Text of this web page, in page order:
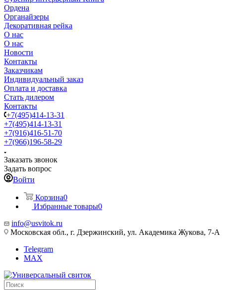
Ордена
Органайзеры
Декоративная рейка
О нас
О нас
Новости
Контакты
Заказчикам
Индивидуальный заказ
Оплата и доставка
Стать дилером
Контакты
+7(495)414-13-31
+7(495)414-13-31
+7(916)416-51-70
+7(966)196-58-29
Заказать звонок
Задать вопрос
Войти
Корзина0
Избранные товары0
info@usvitok.ru
Московская обл., г. Дзержинский, ул. Академика Жукова, 7-А
Telegram
MAX